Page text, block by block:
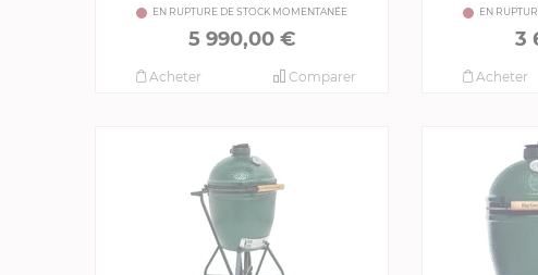
EN RUPTURE DE STOCK MOMENTANÉE
5 990,00 €
Comparer
Acheter
EN
3
Acheter